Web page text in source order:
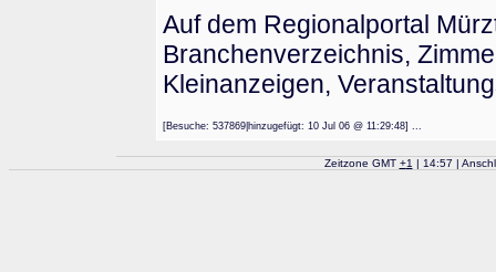
Auf dem Regionalportal
Branchenverzeichnis,
Kleinanzeigen,
[Besuche: 537869|hinzugefügt: 10 Jul 06 @ 11:29:48] ...
Zeitzone GMT +1 | 14:57 |